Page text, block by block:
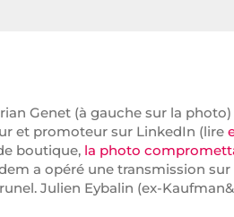
Genet (à gauche sur la
et promoteur sur LinkedIn (lire
boutique, la photo
a opéré une transmission
Julien Eybalin (ex-